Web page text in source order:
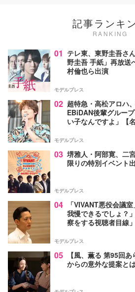
記事ランキ
RANKING
01 テレ東、東野圭吾さ
野圭吾 手紙」再放送
村倫也ら出演
モデルプレス
02 超特急・高松アロハ
EBiDAN後輩グルー
い子なんですよ」【
モデルプレス
03 堺雅人・阿部寛、二
限りの特別イベント
モデルプレス
04
「VIVANT悪役会議
我慢できるでしょ？
察をする視聴者目線
モデルプレス
05
【風、薫る 第95回
からの意外な提案と